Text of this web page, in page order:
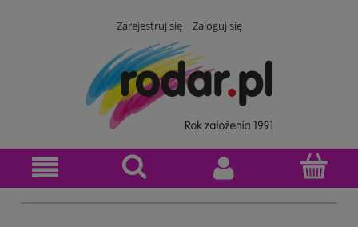
Zarejestruj się Zaloguj się